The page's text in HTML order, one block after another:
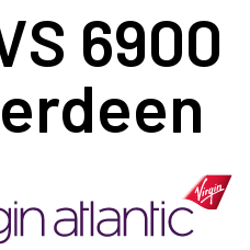
6900